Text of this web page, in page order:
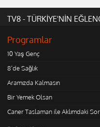
TV8 - TÜRKİYE'NİN
Programlar
10 Yaş Genç
8'de Sağlık
Aramızda Kalmasın
Bir Yemek Olsan
Caner Taslaman ile Aklımdaki